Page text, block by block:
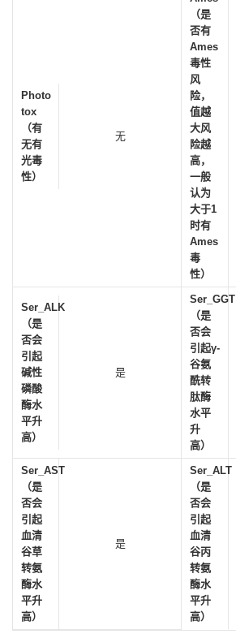
Photo
tox
（有
无有
光毒
性）
无
（是
否有
Ames
毒性
风
险，
值越
大风
险越
高，
一般
认为
大于1
时有
Ames
毒
性）
Ser_ALK
（是
否会
引起
碱性
磷酸
酶水
平升
高）
是
Ser_GGT
（是
否会
引起γ-
谷氨
酰转
肽酶
水平
升
高）
Ser_AST
（是
否会
引起
血清
谷草
转氨
酶水
平升
高）
是
Ser_ALT
（是
否会
引起
血清
谷丙
转氨
酶水
平升
高）